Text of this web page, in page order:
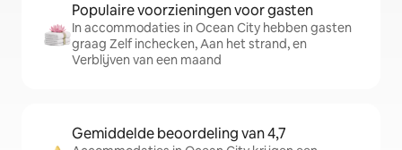
Populaire voorzieningen voor gasten
In accommodaties in Ocean City hebben gasten
graag Zelf inchecken, Aan het strand, en
Verblijven van een maand
Gemiddelde beoordeling van 4,7